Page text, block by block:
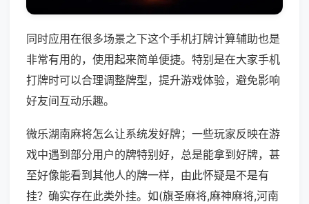
同时应用在很多场景之下这个手机打牌计算辅助也是
非常有用的，使用起来简单便捷。特别是在大家手机
打牌时可以合理调整牌型，提升游戏体验，避免影响
好友间互动乐趣。
微乐湖南麻将怎么让系统发好牌；一些玩家反映在游
戏中遇到部分用户的牌特别好，总是能拿到好牌，甚
至好像能看到其他人的牌一样，由此怀疑是不是有
挂？确实存在此类外挂。如(旗圣麻将,麻神麻将,河南